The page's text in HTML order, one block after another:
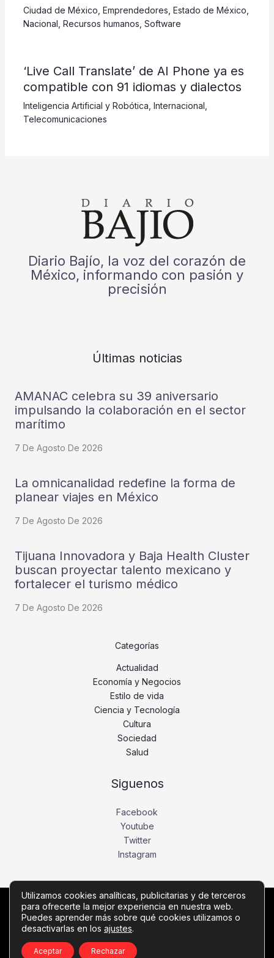
Ciudad de México Emprendedores Estado de México
Nacional Recursos humanos Software
‘Live Call Translate’ de AI Phone ya es
compatible con 91 idiomas y dialectos
Inteligencia Artificial y Robótica Internacional
Telecomunicaciones
Diario Bajío, la voz del corazón de
México, informando con pasión y
precisión
Últimas noticias
AMANAC celebra su 39 aniversario
impulsando la colaboración en el sector
marítimo
7 De Agosto De 2026
La omnicanalidad redefine la forma de
planear viajes en México
7 De Agosto De 2026
Tijuana Innovadora y Baja Health Cluster
buscan proyectar talento mexicano y
fortalecer el turismo médico
7 De Agosto De 2026
Categorías
Actualidad
Economía y Negocios
Estilo de vida
Ciencia y Tecnología
Cultura
Sociedad
Salud
Siguenos
Facebook
Youtube
Twitter
Instagram
Copyright © Todos los derechos reservados -
diariobajio.com
Política de privacidad-Política de cookies
Utilizamos cookies analíticas, publicitarias y de terceros
para ofrecerte la mejor experiencia en nuestra web.
Puedes aprender más sobre qué cookies utilizamos o
desactivarlas en los ajustes.
Aceptar Rechazar